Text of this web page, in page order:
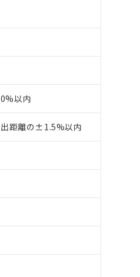
以内
距離の±1.5%以内
点は「
ビス）をご利用いただくには、I-
登録された部品リストについて、
客様との取引・商談に必要な範囲
もので、過去に遡って非含有を
質の対応では、対応完了までの
おりました。
ていることから、特段のことが
値以下であることを示します。
い合わせください。
場合は、上記1、2および3の内容
る関係者が違法に輸出するおそれ
は、お客様のお取引先、または
ください)
報を公開していない機種